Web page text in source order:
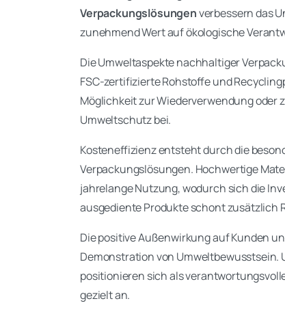
Verpackungslösungenverbessern das
zunehmend Wert auf ökologische
Die Umweltaspekte nachhaltiger
FSC-zertifizierte Rohstoffe und
Möglichkeit zur Wiederverwendung oder
Umweltschutz bei.
Kosteneffizienz entsteht durch die
Verpackungslösungen. Hochwertige
jahrelange Nutzung, wodurch sich die
ausgediente Produkte schont zusätzlich
Die positive Außenwirkung auf Kunden
Demonstration von
positionieren sich als
gezielt an.